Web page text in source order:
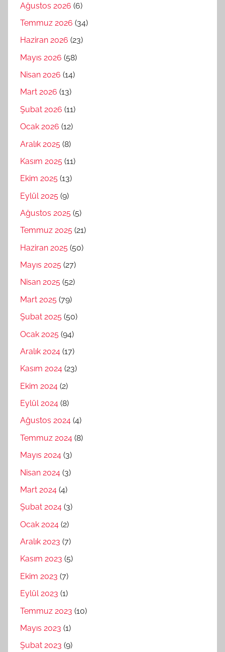
Ağustos 2026 (6)
Temmuz 2026 (34)
Haziran 2026 (23)
Mayıs 2026 (58)
Nisan 2026 (14)
Mart 2026 (13)
Şubat 2026 (11)
Ocak 2026 (12)
Aralık 2025 (8)
Kasım 2025 (11)
Ekim 2025 (13)
Eylül 2025 (9)
Ağustos 2025 (5)
Temmuz 2025 (21)
Haziran 2025 (50)
Mayıs 2025 (27)
Nisan 2025 (52)
Mart 2025 (79)
Şubat 2025 (50)
Ocak 2025 (94)
Aralık 2024 (17)
Kasım 2024 (23)
Ekim 2024 (2)
Eylül 2024 (8)
Ağustos 2024 (4)
Temmuz 2024 (8)
Mayıs 2024 (3)
Nisan 2024 (3)
Mart 2024 (4)
Şubat 2024 (3)
Ocak 2024 (2)
Aralık 2023 (7)
Kasım 2023 (5)
Ekim 2023 (7)
Eylül 2023 (1)
Temmuz 2023 (10)
Mayıs 2023 (1)
Şubat 2023 (9)